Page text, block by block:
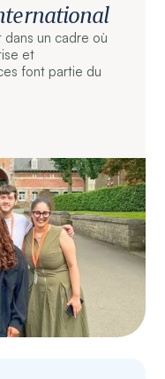
dans un cadre où
et
font partie du